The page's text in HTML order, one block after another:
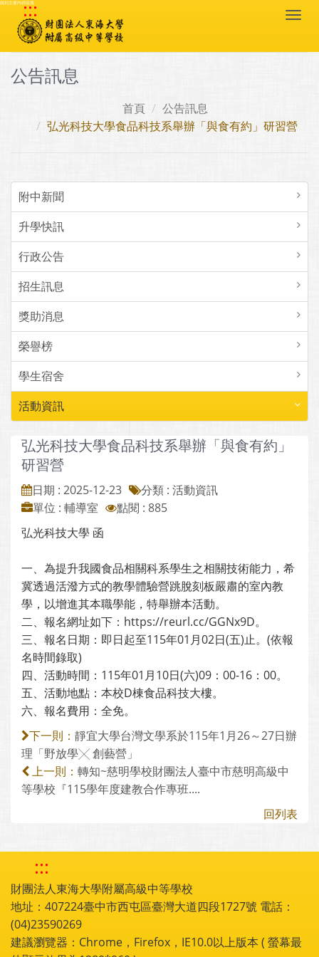
跳到主要內容區塊
:::
公告訊息
首頁
公告訊息
弘光科技大學食品科技系舉辦「與食有約」研習營
附中新聞
升學快訊
行政公告
招生訊息
獎助消息
榮譽榜
學生宿舍
活動資訊
弘光科技大學食品科技系舉辦「與食有約」
研習營
日期 : 2025-12-23
分類 : 活動資訊
單位 : 輔導室
點閱 : 885
弘光科技大學 函
一、為提升我國食品相關科系學生之相關技術能力，希
冀透過活潑方式的教學體驗營跳脫刻板嚴肅的室內教
學，以增進其本職學能，特舉辦本活動。
二、報名網址如下：https://reurl.cc/GGNx9D。
三、報名日期：即日起至115年01月02日(五)止。(依報
名時間錄取)
四、活動時間：115年01月10日(六)09：00-16：00。
五、活動地點：本校D棟食品科技大樓。
六、報名費用：全免。
下一則： 靜宜大學台灣文學系於115年1月26～27日辦
理「野放學╳ 創藝營」
上一則： 轉知~慈明學校財團法人臺中市慈明高級中
等學校『115學年度建教合作專班....
回列表
:::
財團法人東海大學附屬高級中等學校
地址：407224臺中市西屯區臺灣大道四段1727號 電話：
(04)23590269
建議瀏覽器：Chrome，Firefox，IE10.0以上版本 ( 螢幕最